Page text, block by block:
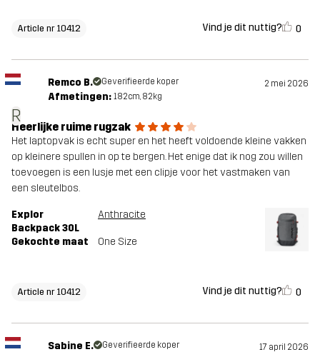
Article nr 10412 Vind je dit nuttig? 0
R
Remco B. Geverifieerde koper 2 mei 2026
Afmetingen: 182cm, 82kg
Heerlijke ruime rugzak
Het laptopvak is echt super en het heeft voldoende kleine vakken
op kleinere spullen in op te bergen. Het enige dat ik nog zou willen
toevoegen is een lusje met een clipje voor het vastmaken van
een sleutelbos.
Explor
Backpack 30L
Anthracite
Gekochte maat One Size
Article nr 10412 Vind je dit nuttig? 0
Sabine E. Geverifieerde koper 17 april 2026